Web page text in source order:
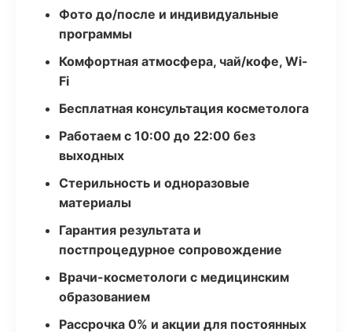
Фото до/после и индивидуальные
программы
Комфортная атмосфера, чай/кофе, Wi-
Fi
Бесплатная консультация косметолога
Работаем с 10:00 до 22:00 без
выходных
Стерильность и одноразовые
материалы
Гарантия результата и
постпроцедурное сопровождение
Врачи-косметологи с медицинским
образованием
Рассрочка 0% и акции для постоянных